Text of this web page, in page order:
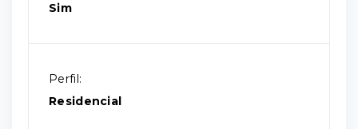
Sim
Perfil:
Residencial